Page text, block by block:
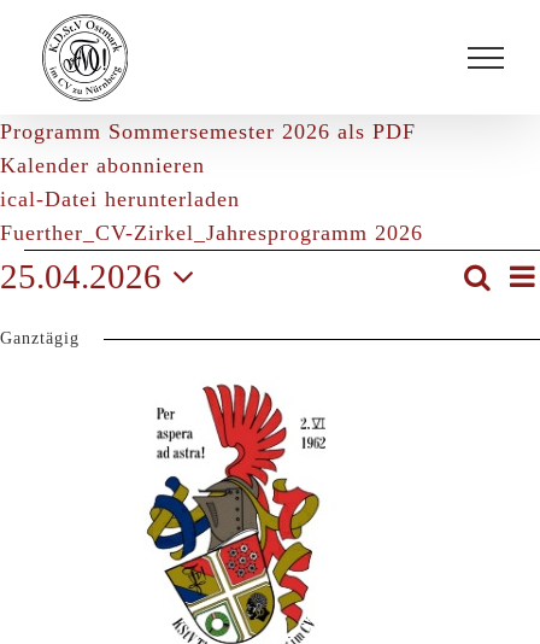
Inhalt
springen
Programm Sommersemester 2026 als PDF
Kalender abonnieren
ical-Datei herunterladen
Fuerther_CV-Zirkel_Jahresprogramm 2026
Veranstaltungen
25.
Suche
Tag
25.04.2026
wählen.
Ganztägig